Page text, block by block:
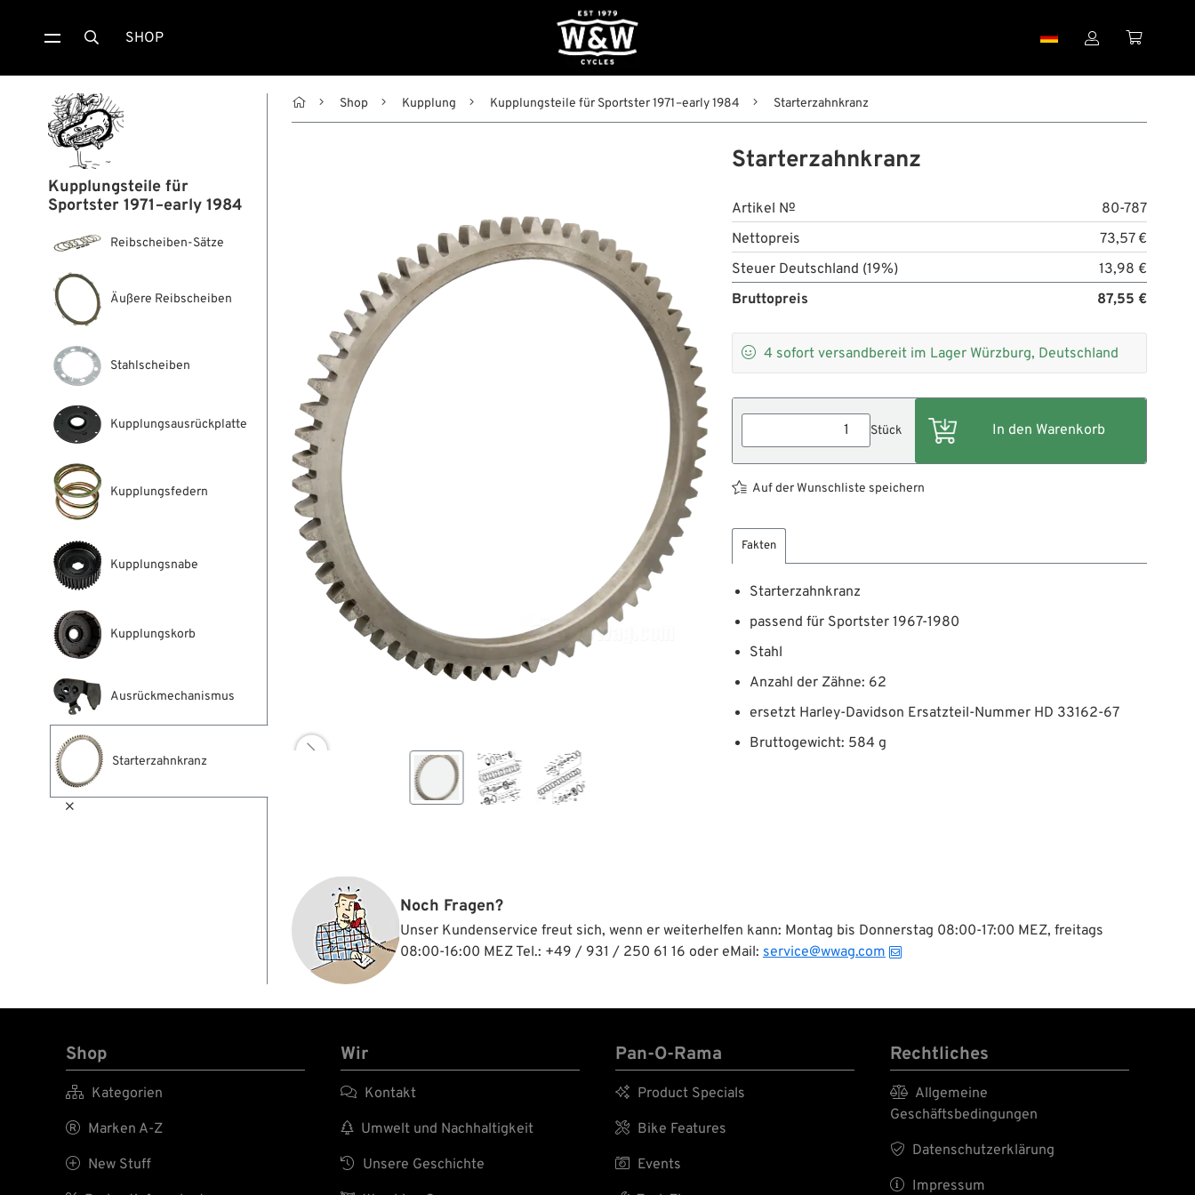
 SHOP  
Kupplungsteile für
Sportster 1971–early 1984
Reibscheiben-Sätze
Äußere Reibscheiben
Stahlscheiben
Kupplungsausrückplatte
Kupplungsfedern
Kupplungsnabe
Kupplungskorb
Ausrückmechanismus
Starterzahnkranz

 Shop Kupplung Kupplungsteile für Sportster 1971–early 1984 Starterzahnkranz
Starterzahnkranz

Artikel №
80-787
Nettopreis
73,57 €
Steuer Deutschland (19%)
13,98 €
Bruttopreis
87,55 €
 4 sofort versandbereit im Lager Würzburg, Deutschland
Stück
Auf der Wunschliste speichern
Fakten
Starterzahnkranz
passend für Sportster 1967-1980
Stahl
Anzahl der Zähne: 62
ersetzt Harley-Davidson Ersatzteil-Nummer HD 33162-67
Bruttogewicht: 584 g
Noch Fragen?
Unser Kundenservice freut sich, wenn er weiterhelfen kann: Montag bis Donnerstag 08:00-17:00 MEZ, freitags
08:00-16:00 MEZ Tel.: +49 / 931 / 250 61 16 oder eMail: service@wwag.com
Shop
 Kategorien
 Marken A-Z
 New Stuff
Wir
 Kontakt
 Umwelt und Nachhaltigkeit
 Unsere Geschichte
Pan-O-Rama
 Product Specials
 Bike Features
 Events
Rechtliches
 Allgemeine
Geschäftsbedingungen
 Datenschutzerklärung
 Impressum